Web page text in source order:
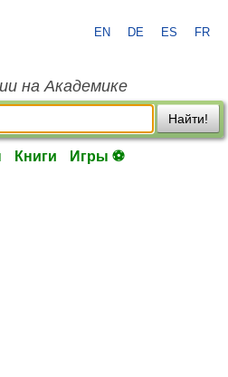
EN DE ES FR
на Академике
Найти!
Книги Игры ⚽